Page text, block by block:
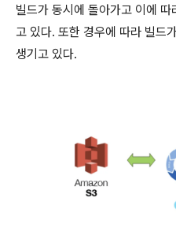
빌드가 동시에 돌아가고 이에
고 있다. 또한 경우에 따라 빌드
생기고 있다.